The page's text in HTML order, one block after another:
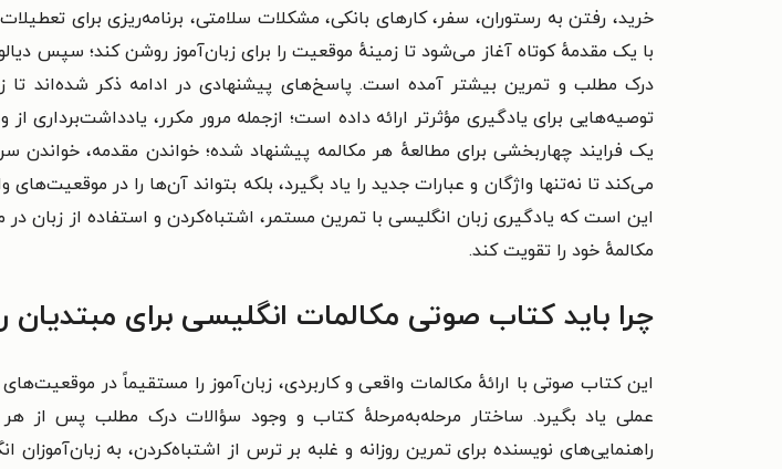
خرید، رفتن به رستوران، سفر، کارهای بانکی، مشکلات سلامتی، برنامه‌ریزی برای
با یک مقدمهٔ کوتاه آغاز می‌شود تا زمینهٔ موقعیت را برای زبان‌آموز روشن کند؛ سپس
درک مطلب و تمرین بیشتر آمده است. پاسخ‌های پیشنهادی در ادامه ذکر شده‌اند تا
توصیه‌هایی برای یادگیری مؤثرتر ارائه داده است؛ ازجمله مرور مکرر، یادداشت‌برداری
یک فرایند چهاربخشی برای مطالعهٔ هر مکالمه پیشنهاد شده؛ خواندن مقدمه، خواندن
می‌کند تا نه‌تنها واژگان و عبارات جدید را یاد بگیرد، بلکه بتواند آن‌ها را در
این است که یادگیری زبان انگلیسی با تمرین مستمر، اشتباه‌کردن و استفاده از زبان
مکالمهٔ خود را تقویت کند.
چرا باید کتاب صوتی مکالمات انگلیسی برای مبتدیان
این کتاب صوتی با ارائهٔ مکالمات واقعی و کاربردی، زبان‌آموز را مستقیماً در
عملی یاد بگیرد. ساختار مرحله‌به‌مرحلهٔ کتاب و وجود سؤالات درک مطلب پس از
راهنمایی‌های نویسنده برای تمرین روزانه و غلبه بر ترس از اشتباه‌کردن، به